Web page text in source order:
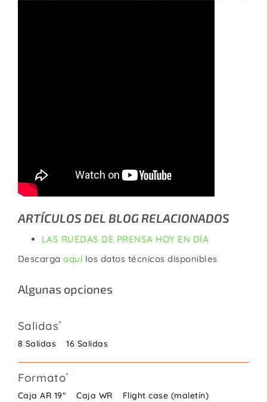
ARTÍCULOS DEL BLOG RELACIONADOS
LAS RUEDAS DE PRENSA HOY EN DÍA
Descargaaquílos datos técnicos disponibles
Algunas opciones
Salidas
8 Salidas 16 Salidas
Formato
Caja AR 19" Caja WR Flight case (maletín)